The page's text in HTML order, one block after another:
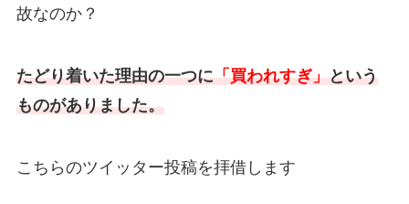
故なのか？
たどり着いた理由の一つに「買われすぎ」という
ものがありました。
こちらのツイッター投稿を拝借します